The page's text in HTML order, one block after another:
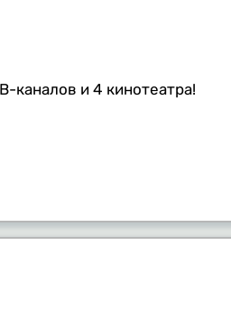
каналов и 4 кинотеатра!